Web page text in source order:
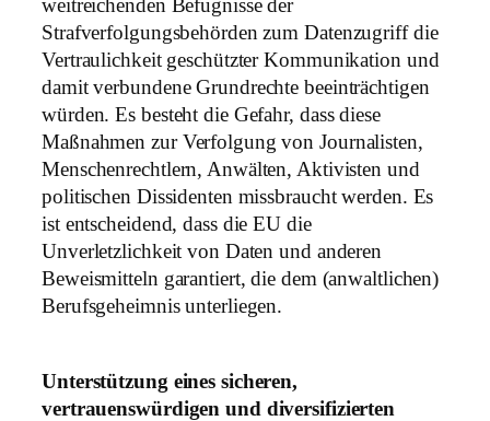
weitreichenden Befugnisse der
Strafverfolgungsbehörden zum Datenzugriff die
Vertraulichkeit geschützter Kommunikation und
damit verbundene Grundrechte beeinträchtigen
würden. Es besteht die Gefahr, dass diese
Maßnahmen zur Verfolgung von Journalisten,
Menschenrechtlern, Anwälten, Aktivisten und
politischen Dissidenten missbraucht werden. Es
ist entscheidend, dass die EU die
Unverletzlichkeit von Daten und anderen
Beweismitteln garantiert, die dem (anwaltlichen)
Berufsgeheimnis unterliegen.
Unterstützung eines sicheren,
vertrauenswürdigen und diversifizierten